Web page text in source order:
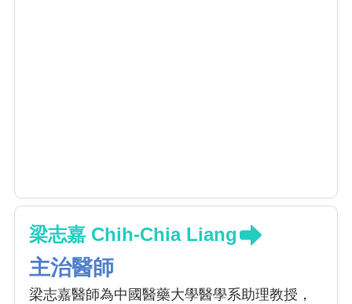
梁志嘉 Chih-Chia Liang
主治醫師
梁志嘉醫師為中國醫藥大學醫學系助理教授，